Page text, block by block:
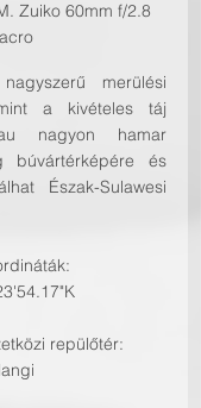
Zuiko 60mm f/2.8
merülési
a kivételes táj
nagyon hamar
búvártérképére és
Észak-Sulawesi
repülőtér: